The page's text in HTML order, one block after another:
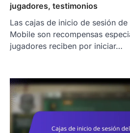
jugadores, testimonios
Las cajas de inicio de sesión de
Mobile son recompensas
jugadores reciben por iniciar…